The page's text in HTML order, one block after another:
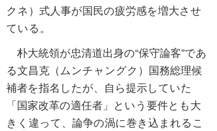
クネ）式人事が国民の疲労感を増大させ
ている。
朴大統領が忠清道出身の“保守論客”であ
る文昌克（ムンチャングク）国務総理候
補者を指名したが、自ら提示していた
「国家改革の適任者」という要件とも大
きく違って、論争の渦に巻き込まれるこ